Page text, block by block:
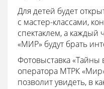
Для детей будет
с мастер-классами,
спектаклем, а каждый
«МИР» будут брать
Фотовыставка «Тайны
оператора МТРК
позволит увидеть, в